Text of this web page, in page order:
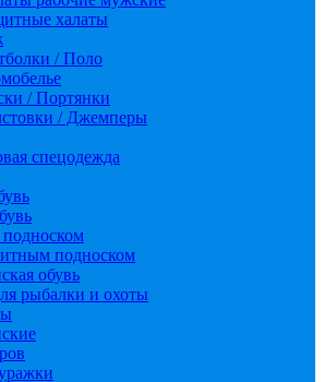
халаты
/ Поло
/ Портянки
/ Джемперы
спецодежда
подноском
обувь
рыбалки и охоты